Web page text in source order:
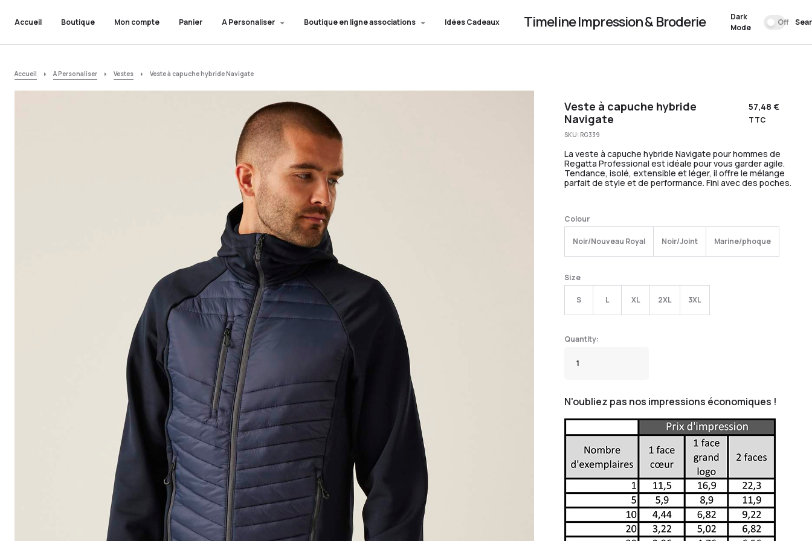
Accueil Boutique Mon compte Panier A Personaliser Boutique en ligne associations Idées Cadeaux Timeline Impression & Broderie
Dark
Mode
Off
Accueil A Personaliser Vestes Veste à capuche hybride Navigate
Veste à capuche hybride
Navigate
57,48€
TTC
SKU: RG339
La veste à capuche hybride Navigate pour hommes de
Regatta Professional est idéale pour vous garder agile.
Tendance, isolé, extensible et léger, il offre le mélange
parfait de style et de performance. Fini avec des poches.
Colour
Noir/Nouveau Royal Noir/Joint Marine/phoque
Size
S L XL 2XL 3XL
N'oubliez pas nos impressions économiques !